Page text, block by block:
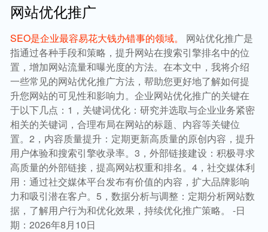
网站优化推广
SEO是企业最容易花大钱办错事的领域。
网站优化推广是
指通过各种手段和策略，提升网站在搜索引擎排名中的位
置，增加网站流量和曝光度的方法。在本文中，我将介绍
一些常见的网站优化推广方法，帮助您更好地了解如何提
升您网站的可见性和影响力。企业网站优化推广的关键在
于以下几点：1，关键词优化：研究并选取与企业业务紧密
相关的关键词，合理布局在网站的标题、内容等关键位
置。2，内容质量提升：定期更新高质量的原创内容，提升
用户体验和搜索引擎收录率。3，外部链接建设：积极寻求
高质量的外部链接，提高网站权重和排名。4，社交媒体利
用：通过社交媒体平台发布有价值的内容，扩大品牌影响
力和吸引潜在客户。5，数据分析与调整：定期分析网站数
据，了解用户行为和优化效果，持续优化推广策略。 -日
期：2026年8月10日